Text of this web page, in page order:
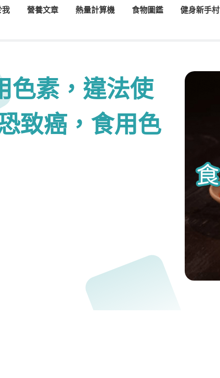
我 營養文章 熱量計算機 食物圖鑑 健身新手村
色素，違法使
致癌，食用色